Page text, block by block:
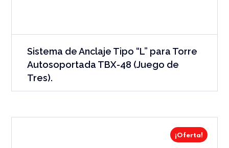
Sistema de Anclaje Tipo “L” para Torre
Autosoportada TBX-48 (Juego de
Tres).
¡Oferta!